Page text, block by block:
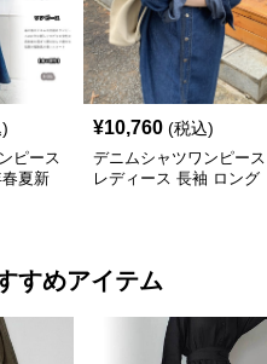
ピース
夏新
¥10,760 (税込)
デニムシャツワンピース
レディース 長袖 ロング
すめアイテム